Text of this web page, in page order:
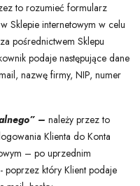
to rozumieć formularz
Sklepie internetowym w celu
pośrednictwem Sklepu
podaje następujące dane
nazwę firmy, NIP, numer
– należy przez to
Klienta do Konta
– po uprzednim
poprzez który Klient podaje